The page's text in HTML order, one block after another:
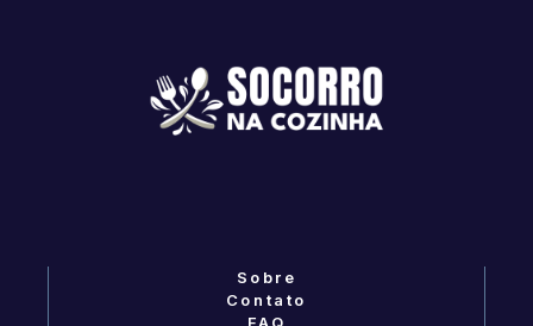
Sobre
Contato
FAQ